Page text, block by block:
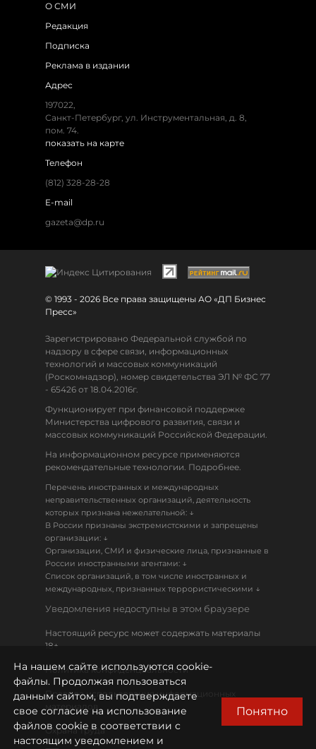
О СМИ
Редакция
Подписка
Реклама в издании
Адрес
197022,
Санкт-Петербург, ул. Инструментальная, д. 8,
пом. 74.
показать на карте
Телефон
(812) 328-28-28
E-mail
gazeta@dp.ru
© 1993 - 2026 Все права защищены АО «ДП Бизнес
Пресс»
Зарегистрировано Федеральной службой по
надзору в сфере связи, информационных
технологий и массовых коммуникаций
(Роскомнадзор), номер свидетельства ЭЛ № ФС 77
- 65426 от 18.04.2016г.
Функционирует при финансовой поддержке
Министерства цифрового развития, связи и
массовых коммуникаций Российской Федерации.
На информационном ресурсе применяются
рекомендательные технологии. Подробнее.
Перечень иностранных и международных
неправительственных организаций, деятельность
которых признана нежелательной: ↓
В России признаны экстремистскими и запрещены
организации: ↓
Организации, СМИ и физические лица, признанные в
России иностранными агентами: ↓
Список организаций, в том числе иностранных и
международных, признанных террористическими ↓
Уведомления недоступны в этом браузере
Настоящий ресурс может содержать материалы
18+
Политика конфиденциальности
Правила использования информационных
материалов
Охрана труда
На нашем сайте используются cookie-
файлы. Продолжая пользоваться
данным сайтом, вы подтверждаете
свое согласие на использование
файлов cookie в соответствии с
настоящим уведомлением и
Понятно